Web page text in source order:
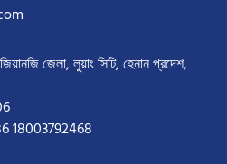
জেলা, লুয়াং সিটি, হেনান প্রদেশ,
18003792468